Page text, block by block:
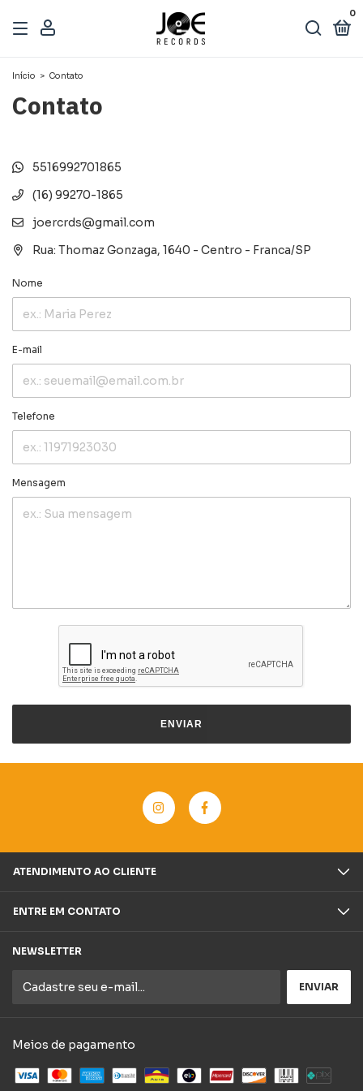
0
Início > Contato
Contato
5516992701865
(16) 99270-1865
joercrds@gmail.com
Rua: Thomaz Gonzaga, 1640 - Centro - Franca/SP
Nome
E-mail
Telefone
Mensagem
ENVIAR
ATENDIMENTO AO CLIENTE
ENTRE EM CONTATO
NEWSLETTER
Meios de pagamento